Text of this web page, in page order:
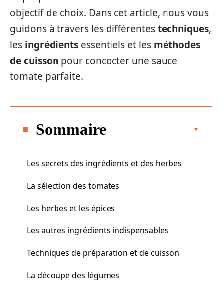
objectif de choix. Dans cet article, nous vous
guidons à travers les différentestechniques,
les ingrédients essentiels et les méthodes
de cuisson pour concocter une sauce
tomate parfaite.
Sommaire
Les secrets des ingrédients et des herbes
La sélection des tomates
Les herbes et les épices
Les autres ingrédients indispensables
Techniques de préparation et de cuisson
La découpe des légumes